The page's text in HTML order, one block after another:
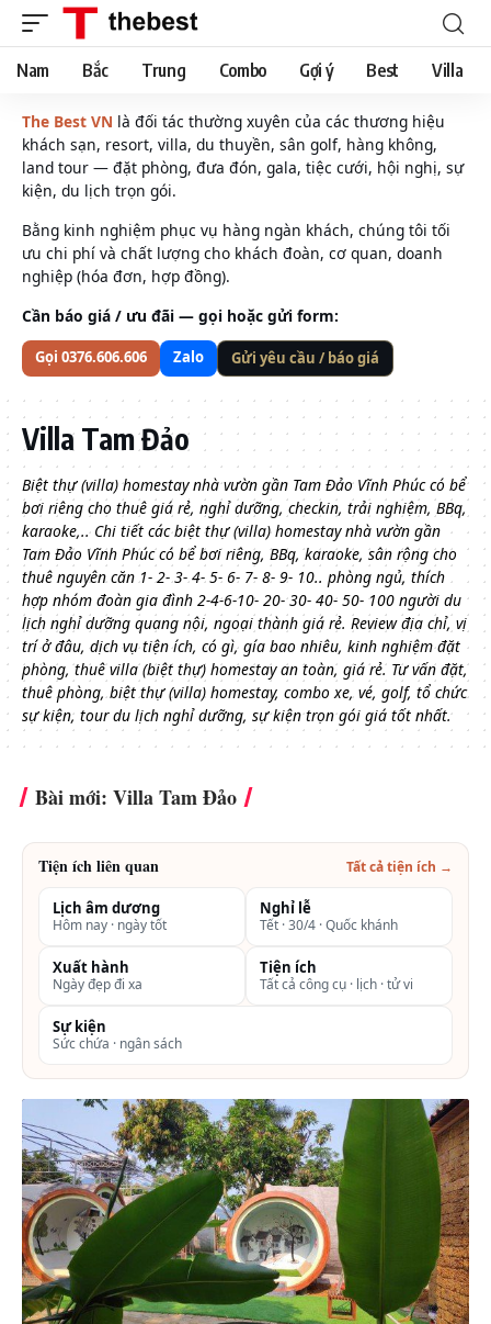
Nam Bắc Trung Combo Gợi ý Best Villa
The Best VN là đối tác thường xuyên của các thương hiệu
khách sạn, resort, villa, du thuyền, sân golf, hàng không,
land tour — đặt phòng, đưa đón, gala, tiệc cưới, hội nghị, sự
kiện, du lịch trọn gói.
Bằng kinh nghiệm phục vụ hàng ngàn khách, chúng tôi tối
ưu chi phí và chất lượng cho khách đoàn, cơ quan, doanh
nghiệp (hóa đơn, hợp đồng).
Cần báo giá / ưu đãi — gọi hoặc gửi form:
Gọi 0376.606.606 Zalo Gửi yêu cầu / báo giá
Villa Tam Đảo
Biệt thự (villa) homestay nhà vườn gần Tam Đảo Vĩnh Phúc có bể
bơi riêng cho thuê giá rẻ, nghỉ dưỡng, checkin, trải nghiệm, BBq,
karaoke,.. Chi tiết các biệt thự (villa) homestay nhà vườn gần
Tam Đảo Vĩnh Phúc có bể bơi riêng, BBq, karaoke, sân rộng cho
thuê nguyên căn 1- 2- 3- 4- 5- 6- 7- 8- 9- 10.. phòng ngủ, thích
hợp nhóm đoàn gia đình 2-4-6-10- 20- 30- 40- 50- 100 người du
lịch nghỉ dưỡng quang nội, ngoại thành giá rẻ. Review địa chỉ, vị
trí ở đâu, dịch vụ tiện ích, có gì, gía bao nhiêu, kinh nghiệm đặt
phòng, thuê villa (biệt thự) homestay an toàn, giá rẻ. Tư vấn đặt,
thuê phòng, biệt thự (villa) homestay, combo xe, vé, golf, tổ chức
sự kiện, tour du lịch nghỉ dưỡng, sự kiện trọn gói giá tốt nhất.
Bài mới: Villa Tam Đảo
Tiện ích liên quan Tất cả tiện ích →
Lịch âm dương
Hôm nay · ngày tốt
Nghỉ lễ
Tết · 30/4 · Quốc khánh
Xuất hành
Ngày đẹp đi xa
Tiện ích
Tất cả công cụ · lịch · tử vi
Sự kiện
Sức chứa · ngân sách